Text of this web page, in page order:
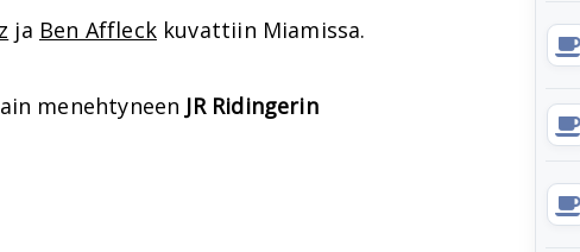
ja Ben Affleckkuvattiin Miamissa.
menehtyneen JR Ridingerin